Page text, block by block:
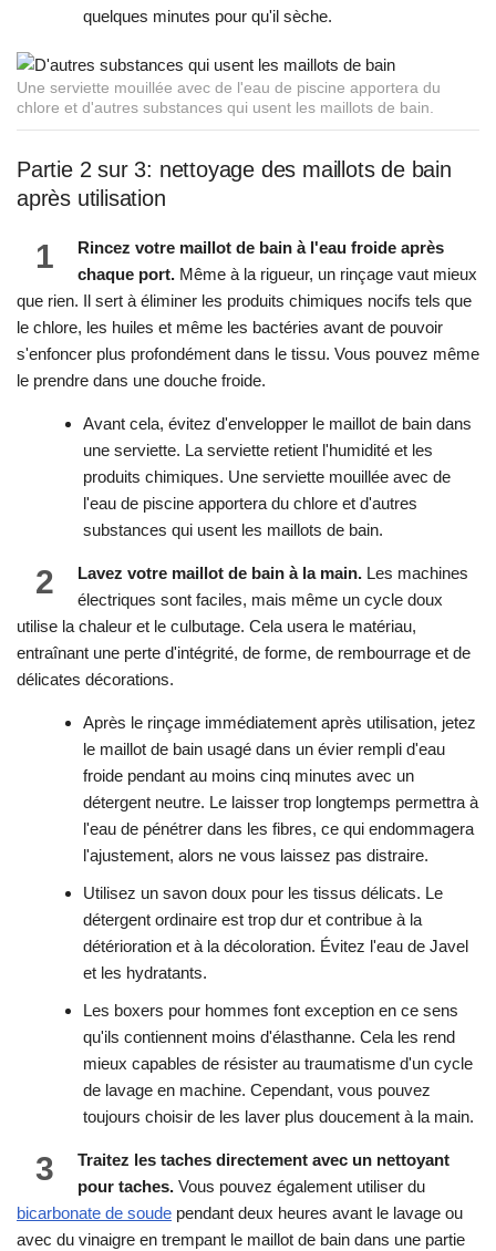
quelques minutes pour qu'il sèche.
Une serviette mouillée avec de l'eau de piscine apportera du
chlore et d'autres substances qui usent les maillots de bain.
Partie 2 sur 3: nettoyage des maillots de bain
après utilisation
1
Rincez votre maillot de bain à l'eau froide après
chaque port. Même à la rigueur, un rinçage vaut mieux
que rien. Il sert à éliminer les produits chimiques nocifs tels que
le chlore, les huiles et même les bactéries avant de pouvoir
s'enfoncer plus profondément dans le tissu. Vous pouvez même
le prendre dans une douche froide.
Avant cela, évitez d'envelopper le maillot de bain dans
une serviette. La serviette retient l'humidité et les
produits chimiques. Une serviette mouillée avec de
l'eau de piscine apportera du chlore et d'autres
substances qui usent les maillots de bain.
2 Lavez votre maillot de bain à la main. Les machines
électriques sont faciles, mais même un cycle doux
utilise la chaleur et le culbutage. Cela usera le matériau,
entraînant une perte d'intégrité, de forme, de rembourrage et de
délicates décorations.
Après le rinçage immédiatement après utilisation, jetez
le maillot de bain usagé dans un évier rempli d'eau
froide pendant au moins cinq minutes avec un
détergent neutre. Le laisser trop longtemps permettra à
l'eau de pénétrer dans les fibres, ce qui endommagera
l'ajustement, alors ne vous laissez pas distraire.
Utilisez un savon doux pour les tissus délicats. Le
détergent ordinaire est trop dur et contribue à la
détérioration et à la décoloration. Évitez l'eau de Javel
et les hydratants.
Les boxers pour hommes font exception en ce sens
qu'ils contiennent moins d'élasthanne. Cela les rend
mieux capables de résister au traumatisme d'un cycle
de lavage en machine. Cependant, vous pouvez
toujours choisir de les laver plus doucement à la main.
3
Traitez les taches directement avec un nettoyant
pour taches. Vous pouvez également utiliser du
bicarbonate de soude pendant deux heures avant le lavage ou
avec du vinaigre en trempant le maillot de bain dans une partie